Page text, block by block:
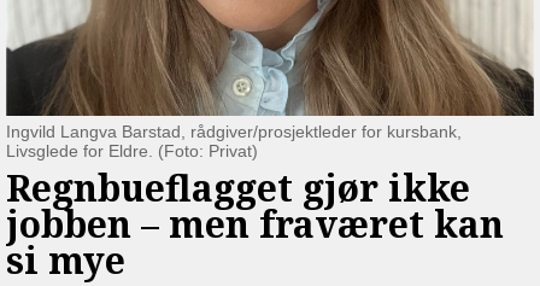
Ingvild Langva Barstad, rådgiver/prosjektleder for kursbank,
Livsglede for Eldre. (Foto: Privat)
Regnbueflagget gjør ikke
jobben –⁠ men fraværet kan
si mye